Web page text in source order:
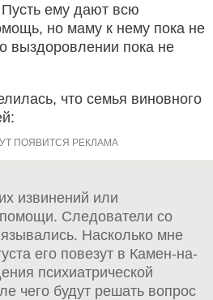
ему дают всю
но маму к нему пока не
выздоровлении пока не
что семья виновного
извинений или
Следователи со
Насколько мне
его повезут в Камен-на-
психиатрической
чего будут решать вопрос